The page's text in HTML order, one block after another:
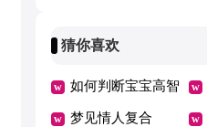
猜你喜欢
如何判断宝宝高智
商
梦见情人复合